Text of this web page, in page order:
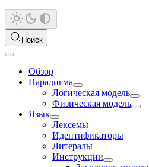
Поиск
Обзор
Парадигма
Логическая модель
Физическая модель
Язык
Лексемы
Идентификаторы
Литералы
Инструкции